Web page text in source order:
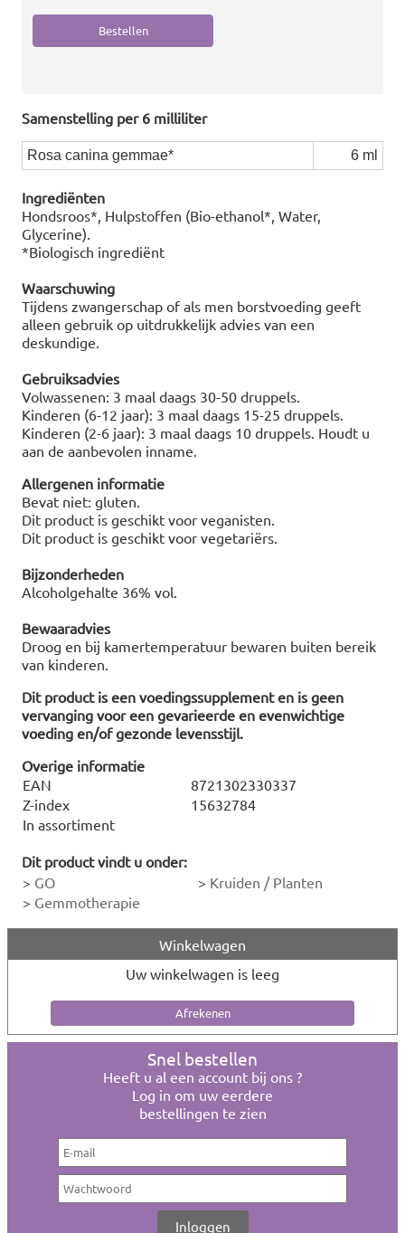
Samenstelling per 6 milliliter
Rosa canina gemmae* 6 ml
Ingrediënten
Hondsroos*, Hulpstoffen (Bio-ethanol*, Water,
Glycerine).
*Biologisch ingrediënt
Waarschuwing
Tijdens zwangerschap of als men borstvoeding geeft
alleen gebruik op uitdrukkelijk advies van een
deskundige.
Gebruiksadvies
Volwassenen: 3 maal daags 30-50 druppels.
Kinderen (6-12 jaar): 3 maal daags 15-25 druppels.
Kinderen (2-6 jaar): 3 maal daags 10 druppels. Houdt u
aan de aanbevolen inname.
Allergenen informatie
Bevat niet: gluten.
Dit product is geschikt voor veganisten.
Dit product is geschikt voor vegetariërs.
Bijzonderheden
Alcoholgehalte 36% vol.
Bewaaradvies
Droog en bij kamertemperatuur bewaren buiten bereik
van kinderen.
Dit product is een voedingssupplement en is geen
vervanging voor een gevarieerde en evenwichtige
voeding en/of gezonde levensstijl.
Overige informatie
EAN
8721302330337
Z-index
15632784
In assortiment
Dit product vindt u onder:
> GO > Kruiden / Planten
> Gemmotherapie
Winkelwagen
Uw winkelwagen is leeg
Snel bestellen
Heeft u al een account bij ons ?
Log in om uw eerdere
bestellingen te zien